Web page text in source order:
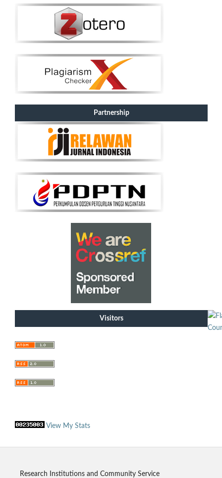
Partnership
Visitors
View My Stats
Research Institutions and Community Service